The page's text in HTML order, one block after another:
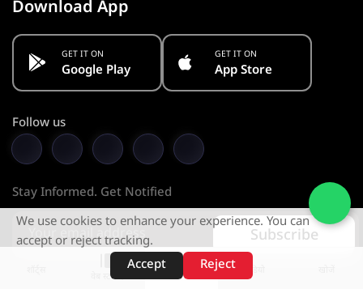
वेब स्टोरीज़
Download App
GET IT ON
Google Play
GET IT ON
App Store
Follow us
Stay Informed. Get Notified
Subscribe
We use cookies to enhance your experience. You can
accept or reject tracking.
Accept
Reject